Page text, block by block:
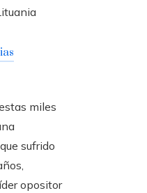
miles
sufrido
opositor